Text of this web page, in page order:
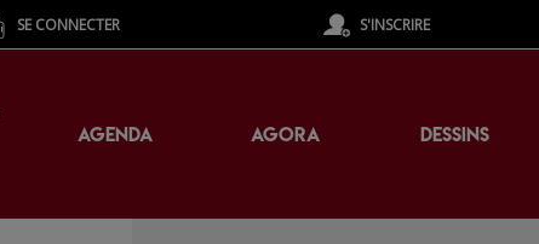
SE CONNECTER S'INSCRIRE
AGENDA AGORA DESSINS